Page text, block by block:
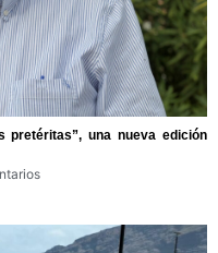
pretéritas”, una nueva edición